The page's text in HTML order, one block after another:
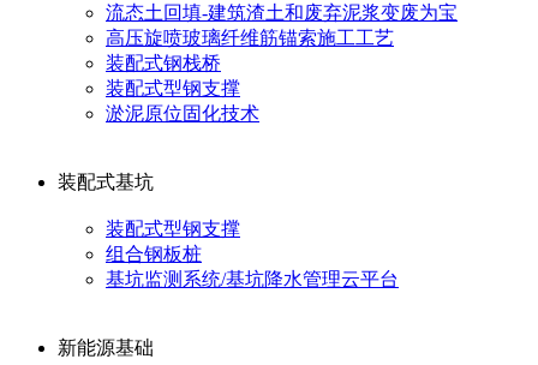
流态土回填-建筑渣土和废弃泥浆变废为宝
高压旋喷玻璃纤维筋锚索施工工艺
装配式钢栈桥
装配式型钢支撑
淤泥原位固化技术
装配式基坑
装配式型钢支撑
组合钢板桩
基坑监测系统/基坑降水管理云平台
新能源基础